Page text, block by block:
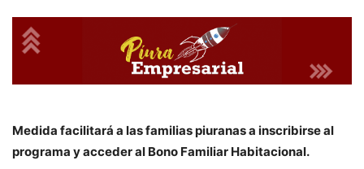
Medida facilitará a las familias piuranas a inscribirse al
programa y acceder al Bono Familiar Habitacional.